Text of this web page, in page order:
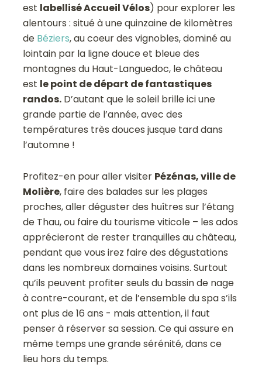
est labellisé Accueil Vélos) pour explorer les
alentours : situé à une quinzaine de kilomètres
de Béziers, au coeur des vignobles, dominé au
lointain par la ligne douce et bleue des
montagnes du Haut-Languedoc, le château
est le point de départ de fantastiques
randos. D’autant que le soleil brille ici une
grande partie de l’année, avec des
températures très douces jusque tard dans
l’automne !
Profitez-en pour aller visiter Pézénas, ville de
Molière, faire des balades sur les plages
proches, aller déguster des huîtres sur l’étang
de Thau, ou faire du tourisme viticole – les ados
apprécieront de rester tranquilles au château,
pendant que vous irez faire des dégustations
dans les nombreux domaines voisins. Surtout
qu’ils peuvent profiter seuls du bassin de nage
à contre-courant, et de l’ensemble du spa s’ils
ont plus de 16 ans - mais attention, il faut
penser à réserver sa session. Ce qui assure en
même temps une grande sérénité, dans ce
lieu hors du temps.